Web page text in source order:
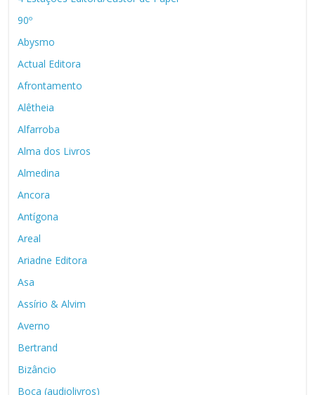
90º
Abysmo
Actual Editora
Afrontamento
Alêtheia
Alfarroba
Alma dos Livros
Almedina
Ancora
Antígona
Areal
Ariadne Editora
Asa
Assírio & Alvim
Averno
Bertrand
Bizâncio
Boca (audiolivros)